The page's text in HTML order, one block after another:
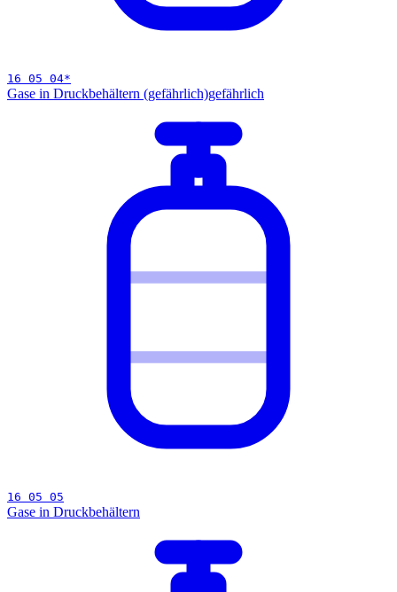
16 05 04*
Gase in Druckbehältern (gefährlich)gefährlich
16 05 05
Gase in Druckbehältern